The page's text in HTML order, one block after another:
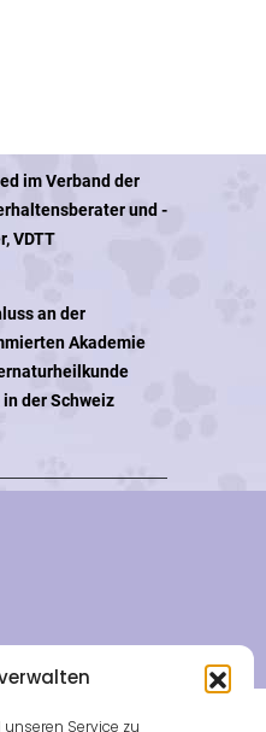
Service zu
im Verband der
und -
VDTT
an der
Akademie
in der Schweiz